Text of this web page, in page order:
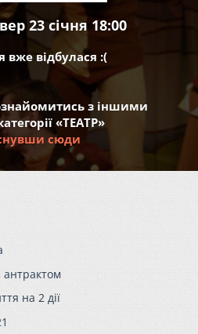
23 січня 18:00
вже відбулася :(
з іншими
«ТЕАТР»
сюди
антрактом
на 2 дії